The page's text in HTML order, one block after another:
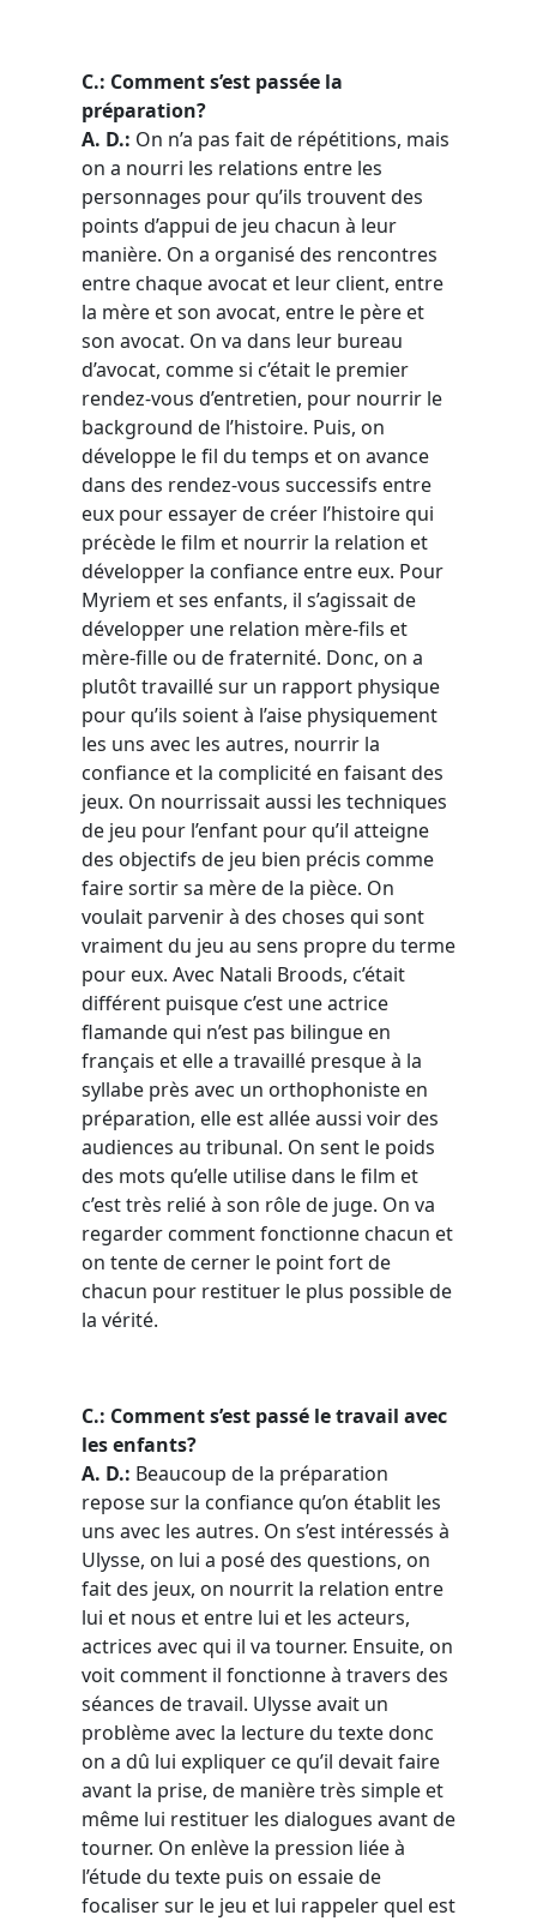
C.: Comment s’est passée la
préparation?
A. D.: On n’a pas fait de répétitions, mais
on a nourri les relations entre les
personnages pour qu’ils trouvent des
points d’appui de jeu chacun à leur
manière. On a organisé des rencontres
entre chaque avocat et leur client, entre
la mère et son avocat, entre le père et
son avocat. On va dans leur bureau
d’avocat, comme si c’était le premier
rendez-vous d’entretien, pour nourrir le
background de l’histoire. Puis, on
développe le fil du temps et on avance
dans des rendez-vous successifs entre
eux pour essayer de créer l’histoire qui
précède le film et nourrir la relation et
développer la confiance entre eux. Pour
Myriem et ses enfants, il s’agissait de
développer une relation mère-fils et
mère-fille ou de fraternité. Donc, on a
plutôt travaillé sur un rapport physique
pour qu’ils soient à l’aise physiquement
les uns avec les autres, nourrir la
confiance et la complicité en faisant des
jeux. On nourrissait aussi les techniques
de jeu pour l’enfant pour qu’il atteigne
des objectifs de jeu bien précis comme
faire sortir sa mère de la pièce. On
voulait parvenir à des choses qui sont
vraiment du jeu au sens propre du terme
pour eux. Avec Natali Broods, c’était
différent puisque c’est une actrice
flamande qui n’est pas bilingue en
français et elle a travaillé presque à la
syllabe près avec un orthophoniste en
préparation, elle est allée aussi voir des
audiences au tribunal. On sent le poids
des mots qu’elle utilise dans le film et
c’est très relié à son rôle de juge. On va
regarder comment fonctionne chacun et
on tente de cerner le point fort de
chacun pour restituer le plus possible de
la vérité.
C.: Comment s’est passé le travail avec
les enfants?
A. D.: Beaucoup de la préparation
repose sur la confiance qu’on établit les
uns avec les autres. On s’est intéressés à
Ulysse, on lui a posé des questions, on
fait des jeux, on nourrit la relation entre
lui et nous et entre lui et les acteurs,
actrices avec qui il va tourner. Ensuite, on
voit comment il fonctionne à travers des
séances de travail. Ulysse avait un
problème avec la lecture du texte donc
on a dû lui expliquer ce qu’il devait faire
avant la prise, de manière très simple et
même lui restituer les dialogues avant de
tourner. On enlève la pression liée à
l’étude du texte puis on essaie de
focaliser sur le jeu et lui rappeler quel est